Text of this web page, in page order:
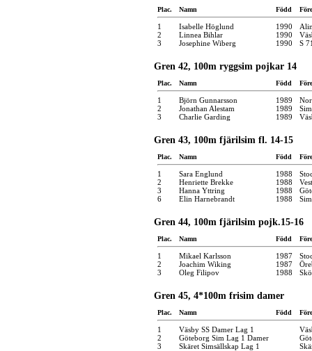
Plac. Namn Född
1 Isabelle Höglund 1990
2
Linnea Bihlar 1990
3
Josephine Wiberg 1990 S
Gren 42, 100m ryggsim pojkar 14
Plac. Namn Född
1 Björn Gunnarsson 1989
2
Jonathan Alestam 1989
3
Charlie Garding 1989
Gren 43, 100m fjärilsim fl. 14-15
Plac. Namn Född
1 Sara Englund 1988
2
Henriette Brekke 1988
3
Hanna Yttring 1988
6
Elin Harnebrandt 1988
Gren 44, 100m fjärilsim pojk.15-16
Plac. Namn Född
1 Mikael Karlsson 1987
2
Joachim Wiking 1987
3
Oleg Filipov 1988
Gren 45, 4*100m frisim damer
Plac. Namn Född
1 Väsby SS Damer Lag 1
2
Göteborg Sim Lag 1 Damer
3
Skäret Simsällskap Lag 1